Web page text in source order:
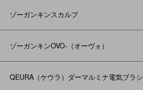
ゾーガンキンスカルプ
ゾーガンキンOVO‐（オーヴォ）
QEURA（ケウラ）ダーマルミナ電気ブラシ